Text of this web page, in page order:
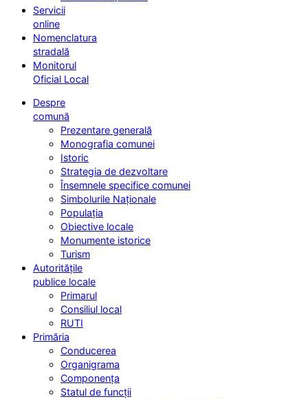
Servicii
online
Nomenclatura
stradală
Monitorul
Oficial Local
Despre
comună
Prezentare generală
Monografia comunei
Istoric
Strategia de dezvoltare
Însemnele specifice comunei
Simbolurile Naționale
Populația
Obiective locale
Monumente istorice
Turism
Autoritățile
publice locale
Primarul
Consiliul local
RUTI
Primăria
Conducerea
Organigrama
Componența
Statul de funcții